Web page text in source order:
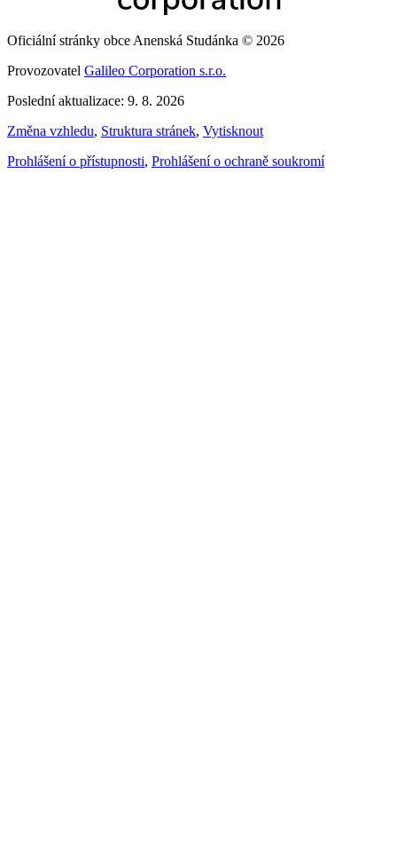
Oficiální stránky obce Anenská Studánka © 2026
Provozovatel Galileo Corporation s.r.o.
Poslední aktualizace: 9. 8. 2026
Změna vzhledu, Struktura stránek, Vytisknout
Prohlášení o přístupnosti, Prohlášení o ochraně soukromí